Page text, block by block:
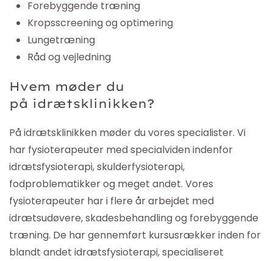
Forebyggende træning
Kropsscreening og optimering
Lungetræning
Råd og vejledning
Hvem møder du
på idrætsklinikken?
Påidrætsklinikken møder du vores specialister. Vi
har fysioterapeuter med specialviden indenfor
idrætsfysioterapi, skulderfysioterapi,
fodproblematikker og meget andet. Vores
fysioterapeuter har i flere år arbejdet med
idrætsudøvere, skadesbehandling og forebyggende
træning. De har gennemført kursusrækker inden for
blandt andet idrætsfysioterapi, specialiseret